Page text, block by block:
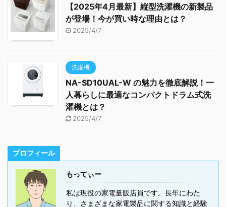
【2025年4月最新】縦型洗濯機の新製品
が登場！今が買い時な理由とは？
2025/4/7
洗濯機
NA-SD10UAL-W の魅力を徹底解説！一
人暮らしに最適なコンパクトドラム式洗
濯機とは？
2025/4/7
プロフィール
もってぃー
私は現役の家電量販店員です。長年にわた
り、さまざまな家電製品に関する知識と経験